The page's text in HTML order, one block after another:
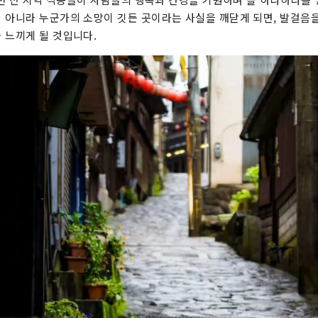
아니라 누군가의 소망이 깃든 곳이라는 사실을 깨닫게 되면, 발걸음
느끼게 될 것입니다.